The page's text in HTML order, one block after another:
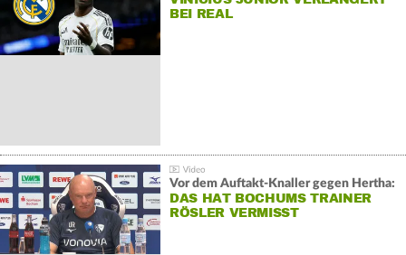
BEI REAL
Vor dem Auftakt-Knaller gegen Hertha:
DAS HAT BOCHUMS TRAINER
RÖSLER VERMISST